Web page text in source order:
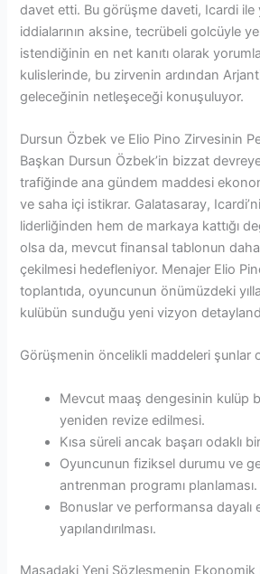
davet etti. Bu görüşme daveti, Icardi ile
iddialarının aksine, tecrübeli golcüyle
istendiğinin en net kanıtı olarak
kulislerinde, bu zirvenin ardından
geleceğinin netleşeceği konuşuluyor.
Dursun Özbek ve Elio Pino Zirvesinin
Başkan Dursun Özbek’in bizzat
trafiğinde ana gündem maddesi
ve saha içi istikrar. Galatasaray,
liderliğinden hem de markaya kattığı
olsa da, mevcut finansal tablonun
çekilmesi hedefleniyor. Menajer Elio
toplantıda, oyuncunun önümüzdeki
kulübün sunduğu yeni vizyon
Görüşmenin öncelikli maddeleri şunlar
Mevcut maaş dengesinin kulüp
yeniden revize edilmesi.
Kısa süreli ancak başarı odaklı
Oyuncunun fiziksel durumu ve
antrenman programı planlaması.
Bonuslar ve performansa dayalı
yapılandırılması.
Masadaki Yeni Sözleşmenin Ekonomik